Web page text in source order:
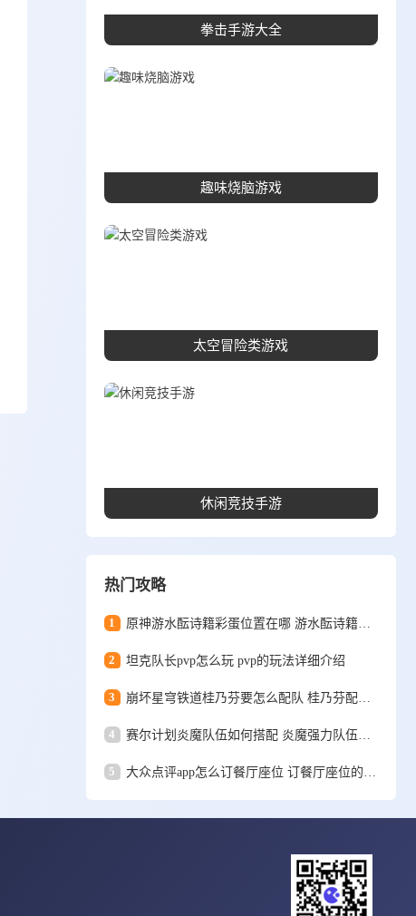
拳击手游大全
趣味烧脑游戏
太空冒险类游戏
休闲竞技手游
热门攻略
1 原神游水酝诗籍彩蛋位置在哪 游水酝诗籍彩蛋位置一览
2 坦克队长pvp怎么玩 pvp的玩法详细介绍
3
4
5